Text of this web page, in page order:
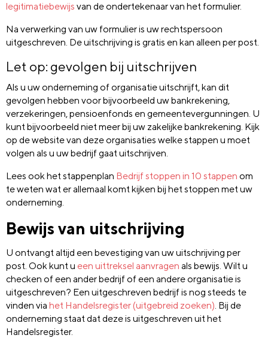
legitimatiebewijs van de ondertekenaar van het formulier.
Na verwerking van uw formulier is uw rechtspersoon
uitgeschreven. De uitschrijving is gratis en kan alleen per post.
Let op: gevolgen bij uitschrijven
Als u uw onderneming of organisatie uitschrijft, kan dit
gevolgen hebben voor bijvoorbeeld uw bankrekening,
verzekeringen, pensioenfonds en gemeentevergunningen. U
kunt bijvoorbeeld niet meer bij uw zakelijke bankrekening. Kijk
op de website van deze organisaties welke stappen u moet
volgen als u uw bedrijf gaat uitschrijven.
Lees ook het stappenplan Bedrijf stoppen in 10 stappen om
te weten wat er allemaal komt kijken bij het stoppen met uw
onderneming.
Bewijs van uitschrijving
U ontvangt altijd een bevestiging van uw uitschrijving per
post. Ook kunt u een uittreksel aanvragen als bewijs. Wilt u
checken of een ander bedrijf of een andere organisatie is
uitgeschreven? Een uitgeschreven bedrijf is nog steeds te
vinden via het Handelsregister (uitgebreid zoeken). Bij de
onderneming staat dat deze is uitgeschreven uit het
Handelsregister.